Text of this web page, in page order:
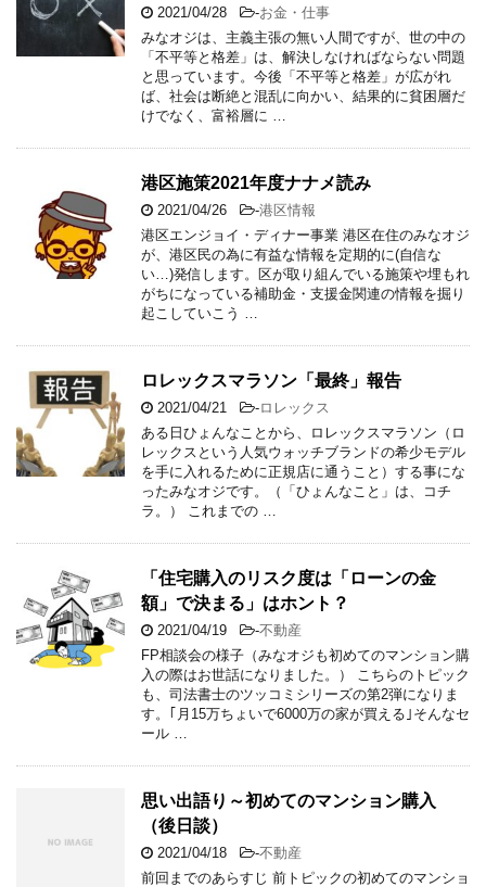
2021/04/28 -お金・仕事
みなオジは、主義主張の無い人間ですが、世の中の
「不平等と格差」は、解決しなければならない問題
と思っています。今後「不平等と格差」が広がれ
ば、社会は断絶と混乱に向かい、結果的に貧困層だ
けでなく、富裕層に …
港区施策2021年度ナナメ読み
2021/04/26 -港区情報
港区エンジョイ・ディナー事業 港区在住のみなオジ
が、港区民の為に有益な情報を定期的に(自信な
い…)発信します。区が取り組んでいる施策や埋もれ
がちになっている補助金・支援金関連の情報を掘り
起こしていこう …
ロレックスマラソン「最終」報告
2021/04/21 -ロレックス
ある日ひょんなことから、ロレックスマラソン（ロ
レックスという人気ウォッチブランドの希少モデル
を手に入れるために正規店に通うこと）する事にな
ったみなオジです。（「ひょんなこと」は、コチ
ラ。） これまでの …
「住宅購入のリスク度は「ローンの金
額」で決まる」はホント？
2021/04/19 -不動産
FP相談会の様子（みなオジも初めてのマンション購
入の際はお世話になりました。） こちらのトピック
も、司法書士のツッコミシリーズの第2弾になりま
す。｢月15万ちょいで6000万の家が買える｣そんなセ
ール …
思い出語り～初めてのマンション購入
（後日談）
2021/04/18 -不動産
前回までのあらすじ 前トピックの初めてのマンショ